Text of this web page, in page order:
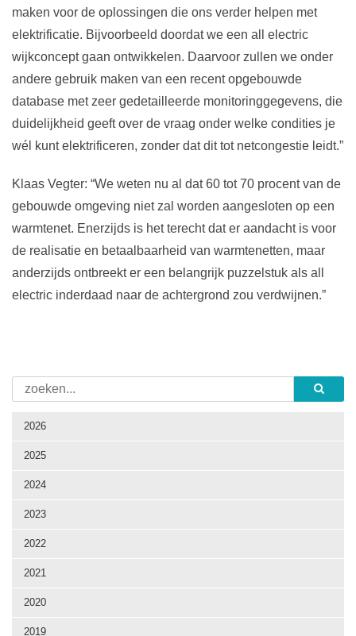
2026
2025
2024
2023
2022
2021
2020
2019
maken voor de oplossingen die ons verder helpen met
elektrificatie. Bijvoorbeeld doordat we een all electric
wijkconcept gaan ontwikkelen. Daarvoor zullen we onder
andere gebruik maken van een recent opgebouwde
database met zeer gedetailleerde monitoringgegevens, die
duidelijkheid geeft over de vraag onder welke condities je
wél kunt elektrificeren, zonder dat dit tot netcongestie leidt.”
Klaas Vegter: “We weten nu al dat 60 tot 70 procent van de
gebouwde omgeving niet zal worden aangesloten op een
warmtenet. Enerzijds is het terecht dat er aandacht is voor
de realisatie en betaalbaarheid van warmtenetten, maar
anderzijds ontbreekt er een belangrijk puzzelstuk als all
electric inderdaad naar de achtergrond zou verdwijnen.”